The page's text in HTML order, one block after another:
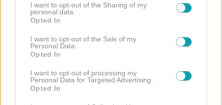
not limited to your visit or usage behaviour. You may click to
grant or deny consent to Google and its third-party tags to
use your data for below specified purposes in below Google
consent section.
I want to opt-out of the Sharing of my
personal data.
Opted In
I want to opt-out of the Sale of my
Personal Data.
Opted In
I want to opt-out of processing my
Personal Data for Targeted Advertising.
Opted In